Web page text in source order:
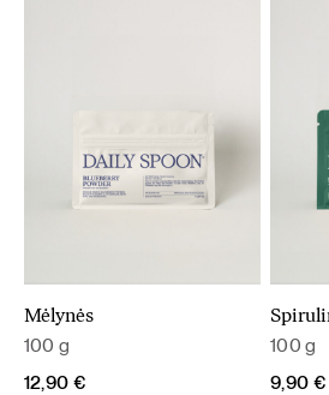
Mėlynės
100 g
12,90 €
100 g
9,90 €